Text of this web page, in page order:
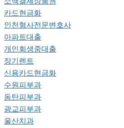
카드현금화
인천형사전문변호사
아파트대출
개인회생중대출
장기렌트
신용카드현금화
수원피부과
동탄피부과
광교피부과
울산치과